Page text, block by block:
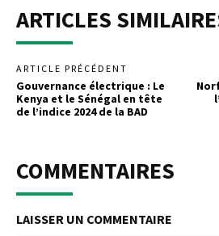
ARTICLES
ARTICLE PRÉCÉDENT
Gouvernance électrique : Le
Kenya et le Sénégal en tête
de l’indice 2024 de la BAD
COMMENTAIRES
LAISSER UN COMMENTAIRE